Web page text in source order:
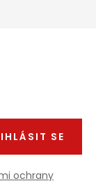
ochrany
SE